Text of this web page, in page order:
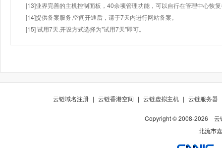
[13]业界完善的主机控制面板，40余项管理功能，可以自行在管理中心恢
[14]提供备案服务,空间开通后，请于7天内进行网站备案。
[15] 试用7天.开设方式选择为"试用7天"即可。
云链域名注册 | 云链香港空间 | 云链虚拟主机 | 云链服务器
Copyright © 2008-2026
云
北流市